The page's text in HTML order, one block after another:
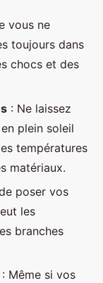
vous ne
toujours dans
chocs et des
: Ne laissez
plein soleil
températures
matériaux.
poser vos
les
branches
: Même si vos